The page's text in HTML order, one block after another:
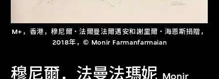
M+，香港，穆尼爾‧法爾曼法爾邁安和謝里爾‧海恩斯捐贈，
2018年，© Monir Farmanfarmaian
穆尼爾．法曼法瑪妮 Monir
关于M+藏品
探索世界顶级的二十及二十一世纪视觉